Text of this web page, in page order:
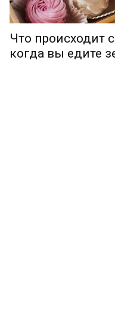
Что происходит
когда вы едите